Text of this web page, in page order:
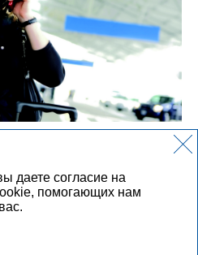
информации на сайте:
даете согласие на
помогающих нам